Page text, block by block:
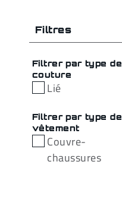
Filtres
Filtrer par type de
couture
Lié
Filtrer par type de
vêtement
Couvre-
chaussures